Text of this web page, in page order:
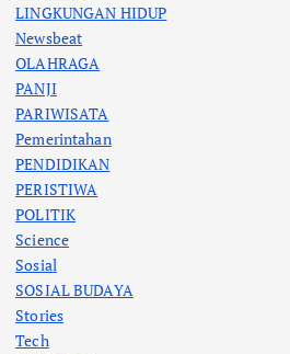
LINGKUNGAN HIDUP
Newsbeat
OLAHRAGA
PANJI
PARIWISATA
Pemerintahan
PENDIDIKAN
PERISTIWA
POLITIK
Science
Sosial
SOSIAL BUDAYA
Stories
Tech